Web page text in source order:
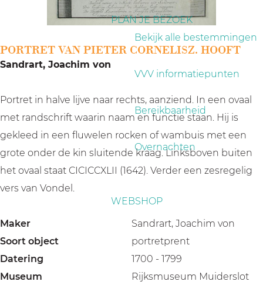
PLAN JE BEZOEK
Bekijk alle bestemmingen
VVV informatiepunten
Bereikbaarheid
Overnachten
WEBSHOP
PORTRET VAN PIETER CORNELISZ. HOOFT
Sandrart, Joachim von
Portret in halve lijve naar rechts, aanziend. In een ovaal
met randschrift waarin naam en functie staan. Hij is
gekleed in een fluwelen rocken of wambuis met een
grote onder de kin sluitende kraag. Linksboven buiten
het ovaal staat CICICCXLII (1642). Verder een zesregelig
vers van Vondel.
Maker
Sandrart, Joachim von
Soort object
portretprent
Datering
1700 - 1799
Museum
Rijksmuseum Muiderslot